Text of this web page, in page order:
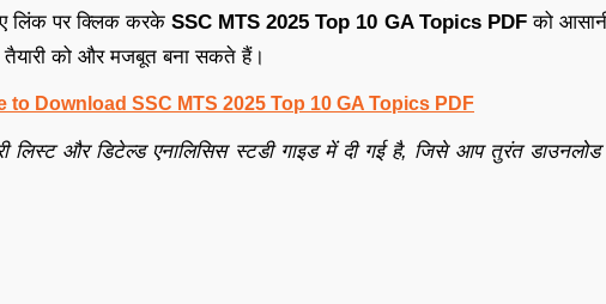
लिंक पर क्लिक करके SSC MTS 2025 Top 10 GA Topics PDFको
को और मजबूत बना सकते हैं।
to Download SSC MTS 2025 Top 10 GA Topics PDF
लिस्ट और डिटेल्ड एनालिसिस स्टडी गाइड में दी गई है, जिसे आप तुरंत